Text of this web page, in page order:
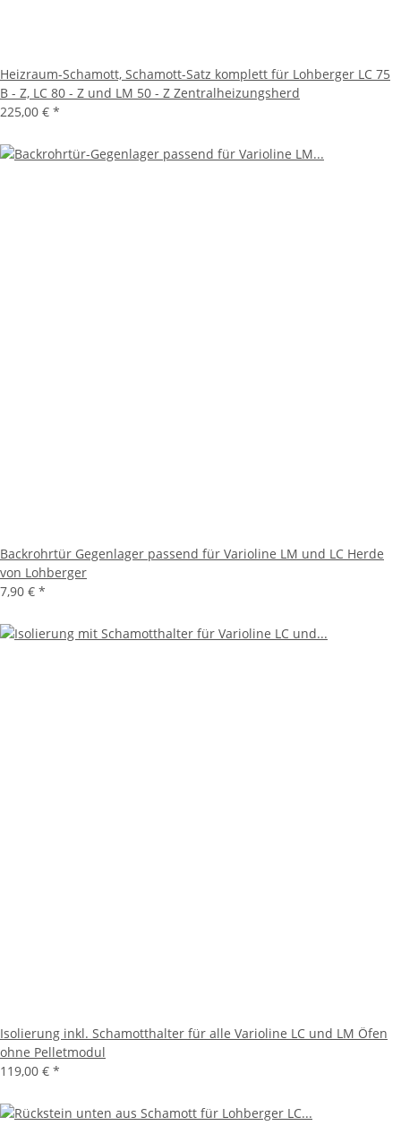
Heizraum-Schamott, Schamott-Satz komplett für Lohberger LC 75
B - Z, LC 80 - Z und LM 50 - Z Zentralheizungsherd
225,00 € *
Backrohrtür Gegenlager passend für Varioline LM und LC Herde
von Lohberger
7,90 € *
Isolierung inkl. Schamotthalter für alle Varioline LC und LM Öfen
ohne Pelletmodul
119,00 € *